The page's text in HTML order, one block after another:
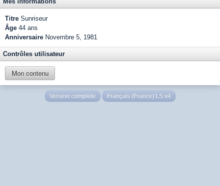
Titre Sunriseur
Âge 44 ans
Anniversaire Novembre 5, 1981
Contrôles utilisateur
Mon contenu
Version complète Français (France) LS v4